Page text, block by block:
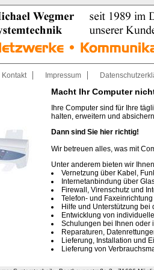
Kontakt Impressum
Macht Ihr Computer
Ihre Computer sind für Ihre
halten, erweitern und
Dann sind Sie hier richtig!
Wir betreuen alles, was mit
Unter anderem bieten wir
Vernetzung über Kabel,
Internetanbindung über
Firewall, Virenschutz und
Telefon- und
Hilfe und Unterstützung
Entwicklung von
Schulungen bei Ihnen oder
Reparaturen,
Lieferung, Installation und
Lieferung von